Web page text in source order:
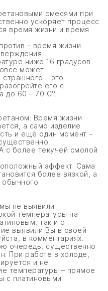
смесями при
ускоряет процесс
время жизни и время
– время жизни
ниже 16 градусов
может
страшного – это
его с
до 60 – 70 С°.
Время жизни
а само изделие
и ещё один момент –
с более текучей смолой
эффект. Сама
более вязкой, а
не выявили
температуры на
так и с
выявили Вы в своей
в комментариях.
очередь, существенно
При работе в холоде,
и не
температуры – прямое
с платиновыми